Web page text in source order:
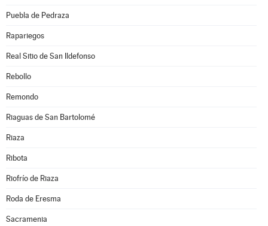
Puebla de Pedraza
Rapariegos
Real Sitio de San Ildefonso
Rebollo
Remondo
Riaguas de San Bartolomé
Riaza
Ribota
Riofrío de Riaza
Roda de Eresma
Sacramenia